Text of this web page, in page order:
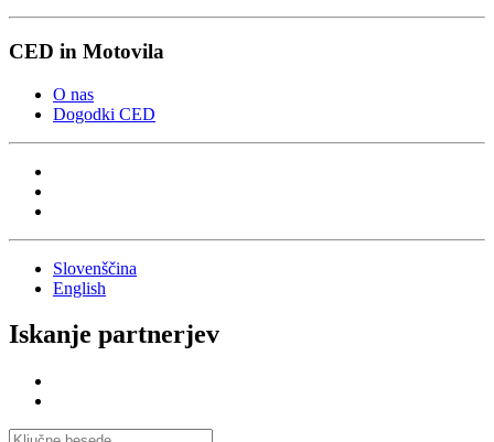
CED in Motovila
O nas
Dogodki CED
Slovenščina
English
Iskanje partnerjev